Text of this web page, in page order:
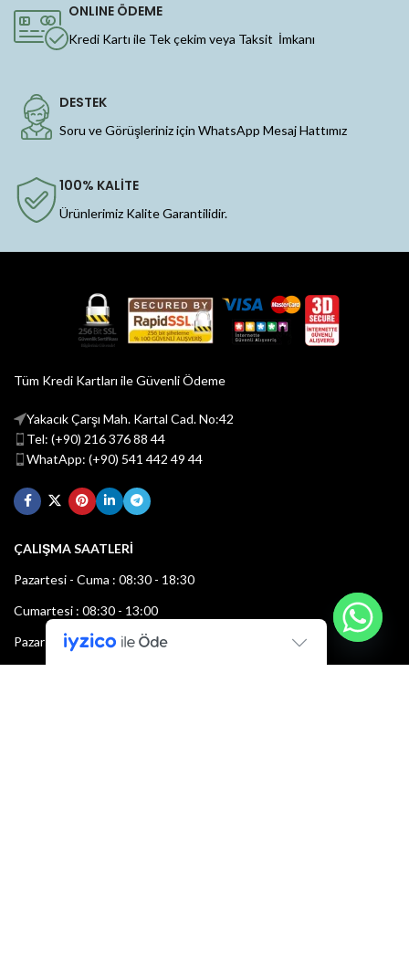
ONLINE ÖDEME
Kredi Kartı ile Tek çekim veya Taksit İmkanı
DESTEK
Soru ve Görüşleriniz için WhatsApp Mesaj Hattımız
100% KALİTE
Ürünlerimiz Kalite Garantilidir.
Tüm Kredi Kartları ile Güvenli Ödeme
Yakacık Çarşı Mah. Kartal Cad. No:42
Tel: (+90) 216 376 88 44
WhatApp: (+90) 541 442 49 44
ÇALIŞMA SAATLERİ
Pazartesi - Cuma : 08:30 - 18:30
Cumartesi : 08:30 - 13:00
Pazar: Kapalı